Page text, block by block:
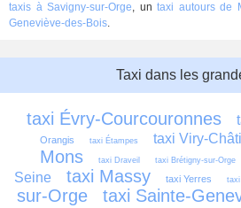
taxis à Savigny-sur-Orge, untaxi autours de
Geneviève-des-Bois.
Taxi dans les
taxi Évry-Courcouronnes
Orangis
taxi Étampes taxi Viry-
Mons
taxi Draveil taxi Brétigny-sur-Orge
Seine
taxi Massy taxi Yerres
sur-Orge
taxi Sainte-